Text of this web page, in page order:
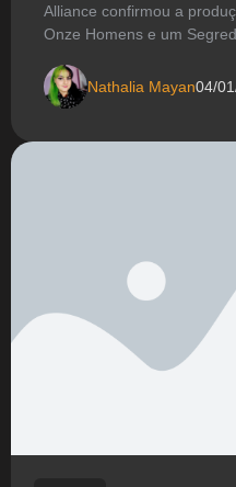
Alliance confirmou a
Onze Homens e um
Nathalia Mayan04/